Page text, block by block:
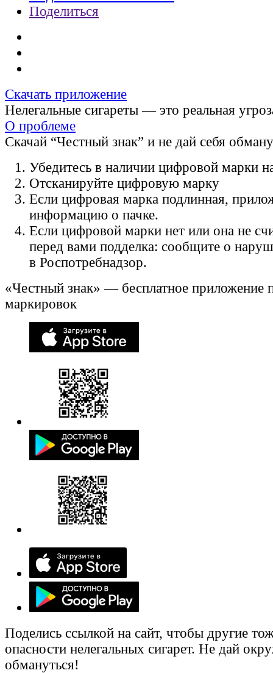
Поделиться
Скачать приложение
Нелегальные сигареты — это реальная
О проблеме
Скачай “Честный знак” и не дай себя
Убедитесь в наличии цифровой марки
Отсканируйте цифровую марку
Если цифровая марка подлинная,
информацию о пачке.
Если цифровой марки нет или она не
перед вами подделка: сообщите о
в Роспотребнадзор.
«Честный знак» — бесплатное приложение
маркировок
Поделись ссылкой на сайт, чтобы другие
опасности нелегальных сигарет. Не дай
обмануться!